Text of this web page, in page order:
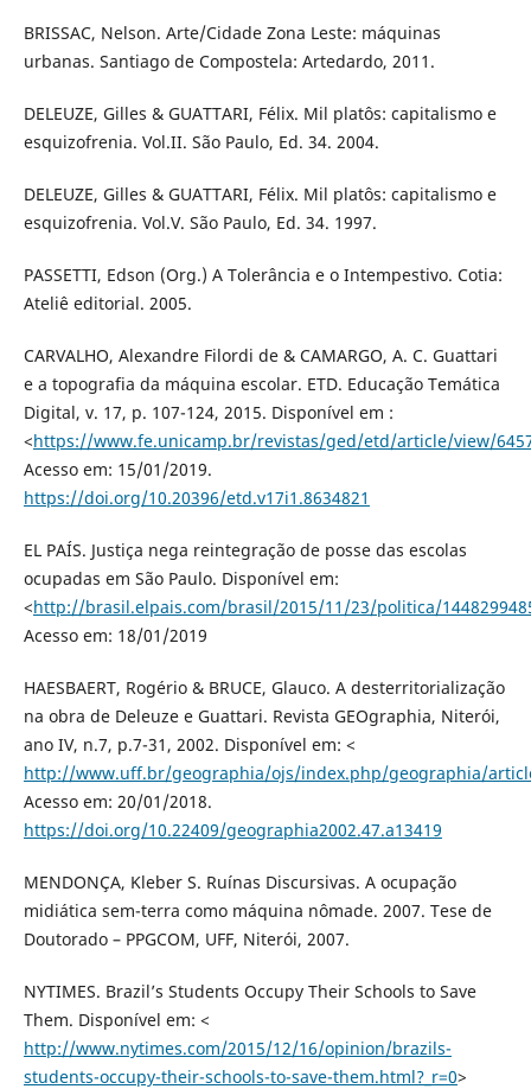
BRISSAC, Nelson. Arte/Cidade Zona Leste: máquinas
urbanas. Santiago de Compostela: Artedardo, 2011.
DELEUZE, Gilles & GUATTARI, Félix. Mil platôs: capitalismo e
esquizofrenia. Vol.II. São Paulo, Ed. 34. 2004.
DELEUZE, Gilles & GUATTARI, Félix. Mil platôs: capitalismo e
esquizofrenia. Vol.V. São Paulo, Ed. 34. 1997.
PASSETTI, Edson (Org.) A Tolerância e o Intempestivo. Cotia:
Ateliê editorial. 2005.
CARVALHO, Alexandre Filordi de & CAMARGO, A. C. Guattari
e a topografia da máquina escolar. ETD. Educação Temática
Digital, v. 17, p. 107-124, 2015. Disponível em :
<https://www.fe.unicamp.br/revistas/ged/etd/article/view/
Acesso em: 15/01/2019.
https://doi.org/10.20396/etd.v17i1.8634821
EL PAÍS. Justiça nega reintegração de posse das escolas
ocupadas em São Paulo. Disponível em:
<http://brasil.elpais.com/brasil/2015/11/23/politica/
Acesso em: 18/01/2019
HAESBAERT, Rogério & BRUCE, Glauco. A desterritorialização
na obra de Deleuze e Guattari. Revista GEOgraphia, Niterói,
ano IV, n.7, p.7-31, 2002. Disponível em: <
http://www.uff.br/geographia/ojs/index.php/geographia/
Acesso em: 20/01/2018.
https://doi.org/10.22409/geographia2002.47.a13419
MENDONÇA, Kleber S. Ruínas Discursivas. A ocupação
midiática sem-terra como máquina nômade. 2007. Tese de
Doutorado – PPGCOM, UFF, Niterói, 2007.
NYTIMES. Brazil’s Students Occupy Their Schools to Save
Them. Disponível em: <
http://www.nytimes.com/2015/12/16/opinion/brazils-
students-occupy-their-schools-to-save-them.html?_r=0>